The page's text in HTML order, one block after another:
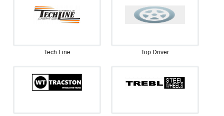
Tech Line Top Driver